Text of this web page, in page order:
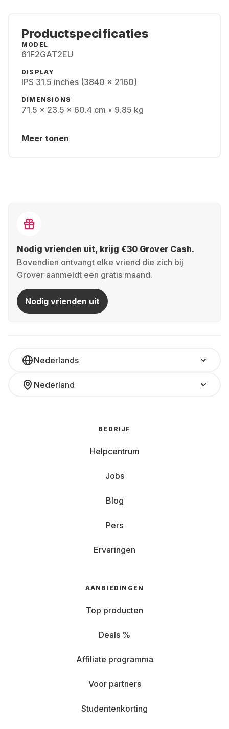
Productspecificaties
MODEL
61F2GAT2EU
DISPLAY
IPS 31.5 inches (3840 x 2160)
DIMENSIONS
71.5 x 23.5 x 60.4 cm • 9.85 kg
Meer tonen
Nodig vrienden uit, krijg €30 Grover Cash.
Bovendien ontvangt elke vriend die zich bij
Grover aanmeldt een gratis maand.
Nodig vrienden uit
Nederlands
Nederland
BEDRIJF
Helpcentrum
Jobs
Blog
Pers
Ervaringen
AANBIEDINGEN
Top producten
Deals %
Affiliate programma
Voor partners
Studentenkorting